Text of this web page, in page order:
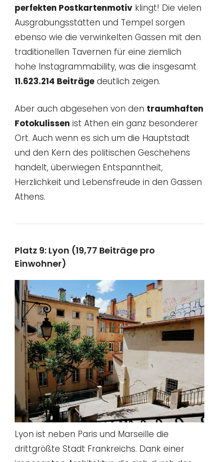
perfekten Postkartenmotiv klingt! Die vielen
Ausgrabungsstätten und Tempel sorgen
ebenso wie die verwinkelten Gassen mit den
traditionellen Tavernen für eine ziemlich
hohe Instagrammability, was die insgesamt
11.623.214 Beiträge deutlich zeigen.
Aber auch abgesehen von den traumhaften
Fotokulissen ist Athen ein ganz besonderer
Ort. Auch wenn es sich um die Hauptstadt
und den Kern des politischen Geschehens
handelt, überwiegen Entspanntheit,
Herzlichkeit und Lebensfreude in den Gassen
Athens.
Platz 9: Lyon (19,77 Beiträge pro
Einwohner)
Lyon ist neben Paris und Marseille die
drittgrößte Stadt Frankreichs. Dank einer